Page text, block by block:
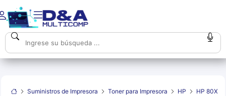
Suministros de Impresora Toner para Impresora HP HP 80X